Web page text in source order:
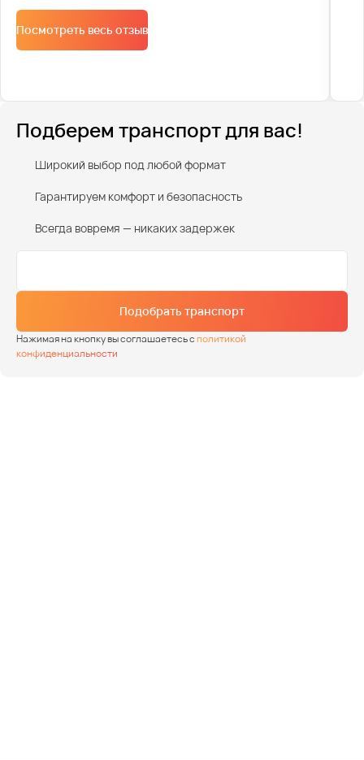
Посмотреть весь отзыв
Подберем транспорт для вас!
Широкий выбор под любой формат
Гарантируем комфорт и безопасность
Всегда вовремя — никаких задержек
Подобрать транспорт
Нажимая на кнопку вы соглашаетесь сполитикой
конфиденциальности